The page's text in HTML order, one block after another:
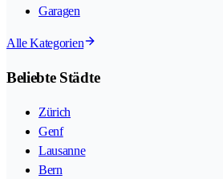
Garagen
Alle Kategorien
Beliebte Städte
Zürich
Genf
Lausanne
Bern